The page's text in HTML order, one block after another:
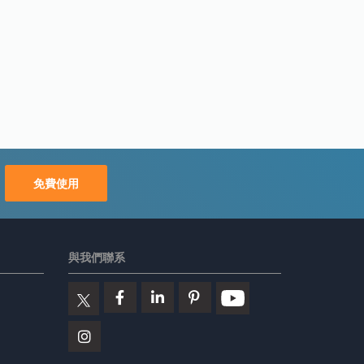
免費使用
與我們聯系